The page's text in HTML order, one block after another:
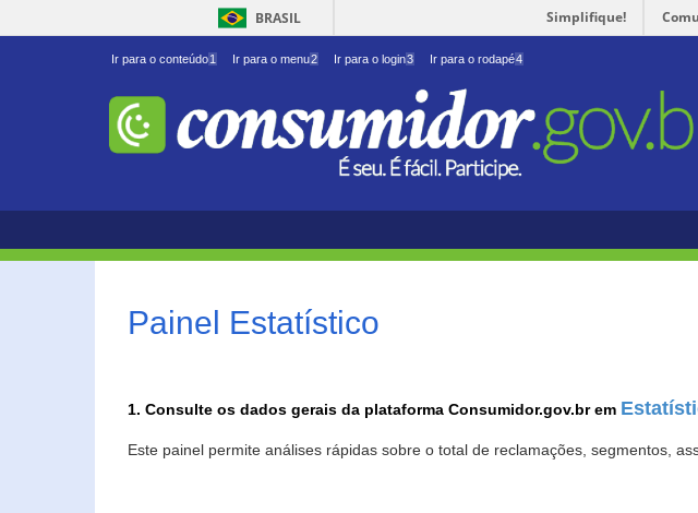
BRASIL Simplifique!
Ir para o conteúdo1 Ir para o menu2 Ir para o login3 Ir para o rodapé4
Painel Estatístico
1. Consulte os dados gerais da plataforma Consumidor.gov.br em
Este painel permite análises rápidas sobre o total de reclamações, segmentos,